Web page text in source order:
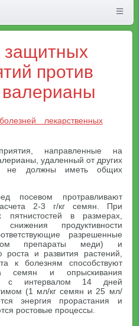
против
лекарственных
направленные на
удаленный от других
не должны иметь общих
посевом протравливают
2-3 г/кг семян. При
пятнистостей в размерах,
продуктивности
разрешенные
препараты меди) и
и развития растений,
к болезням способствуют
семян и опрыскивания
с интервалом 14 дней
(1 мл/кг семян и 25 мл/
энергия прорастания и
ростовые процессы.